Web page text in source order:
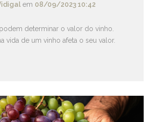
em 08/09/2023 10:42
determinar o valor do vinho.
vida de um vinho afeta o seu valor.